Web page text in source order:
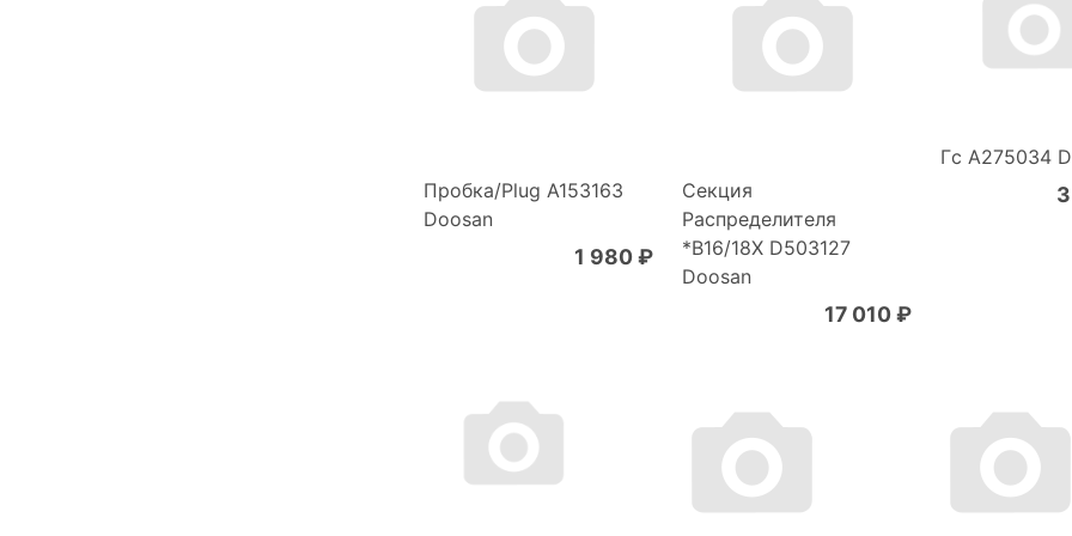
Пробка/Plug A153163
Doosan
1 980 ₽
Секция
Распределителя
*B16/18X D503127
Doosan
17 010 ₽
Гc A275034